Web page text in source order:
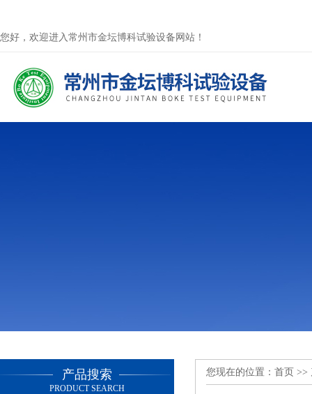
您好，欢迎进入常州市金坛博科试验设备网站！
产品搜索
PRODUCT SEARCH
您现在的位置： 首页 >>